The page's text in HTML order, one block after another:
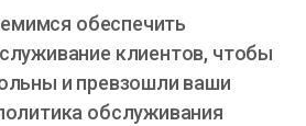
обеспечить
клиентов, чтобы
и превзошли ваши
обслуживания